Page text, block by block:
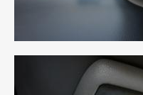
(2)
2021年4月(1)
2021年3月(1)